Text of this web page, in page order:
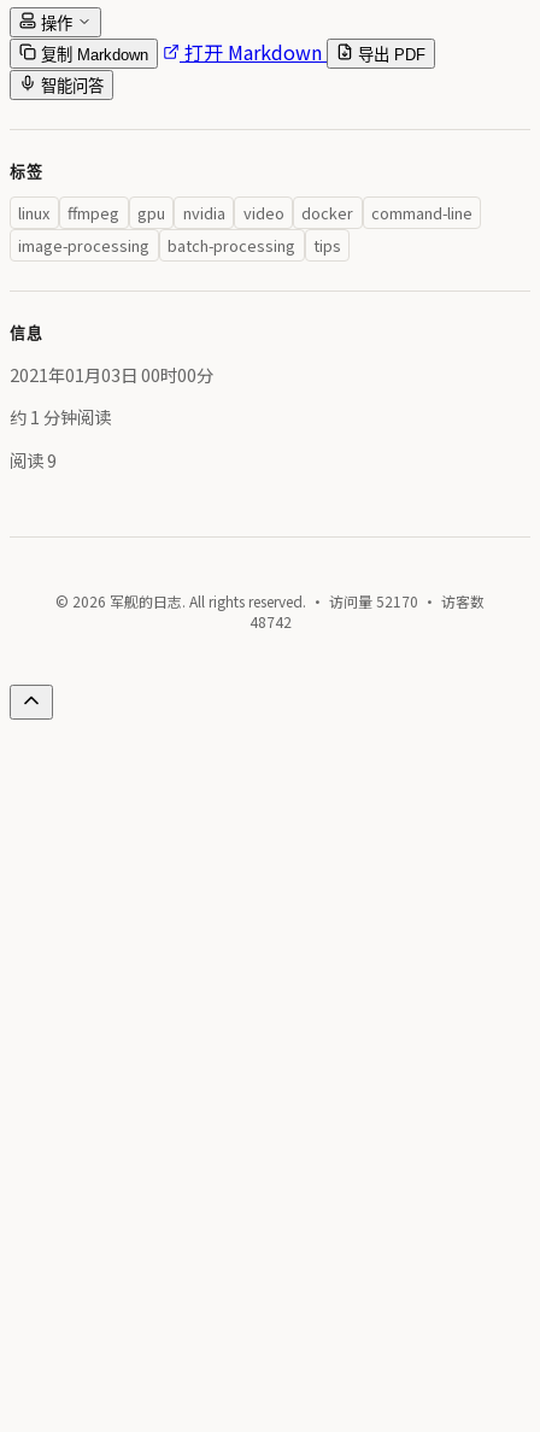
操作
复制 Markdown
打开 Markdown
导出 PDF
智能问答
标签
linux ffmpeg gpu nvidia video docker
command-line
image-processing
batch-processing tips
信息
2021年01月03日 00时00分
约 1 分钟阅读
阅读9
© 2026 军舰的日志. All rights reserved. · 访问量52170 · 访客数
48742